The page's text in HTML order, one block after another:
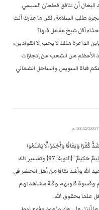
البغال أن تنافق قطعان السيسي
طلب السلامة، لكن ما عذرك أنت
أقل شيخ مقمل فيها؟
الداعرة مثلك لا يحب إلا القوادين،
الأعظم من الشعب عن إنجازات
قناة السويس والساحل الشمالي
وَنِفَاقًا وَأَجْدَرُ أَلَّا يَعْلَمُوا
حُدُودَ مَا أَنْزَلَ اللَّهُ عَلَى رَسُولِهِ وَاللَّهُ عَلِيمٌ حَكِيمٌ” {التوبة: 97} وتفسير تلك
الله وأشد نفاقا من أهل الحضر في
وقسوة قلوبهم وقلة مشاهدتهم
علما بحقوق الله.